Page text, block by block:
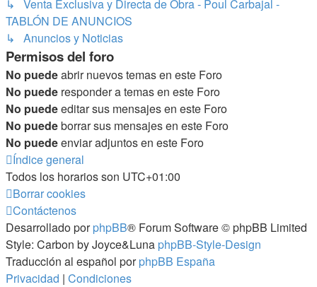
↳ Venta Exclusiva y Directa de Obra - Poul Carbajal -
TABLÓN DE ANUNCIOS
↳ Anuncios y Noticias
Permisos del foro
No puedeabrir nuevos temas en este Foro
No puede responder a temas en este Foro
No puedeeditar sus mensajes en este Foro
No puedeborrar sus mensajes en este Foro
No puedeenviar adjuntos en este Foro
Índice general
Todos los horarios son UTC+01:00
Borrar cookies
Contáctenos
Desarrollado porphpBB® Forum Software © phpBB Limited
Style: Carbon by Joyce&Luna phpBB-Style-Design
Traducción al español porphpBB España
Privacidad | Condiciones